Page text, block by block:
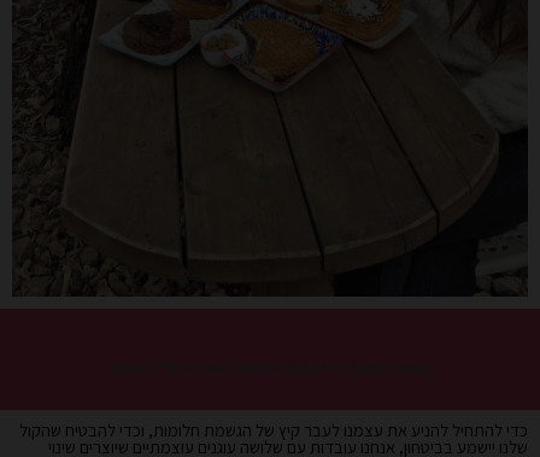
כדי להתחיל להניע את עצמנו לעבר קיץ של הגשמת חלומות, וכדי להבטיח שהקול
שלנו יישמע בביטחון, אנחנו עובדות עם שלושה עוגנים עוצמתיים שיוצרים שינוי